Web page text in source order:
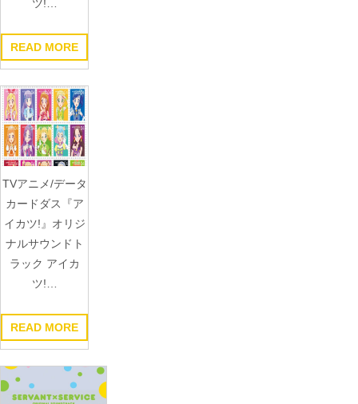
ツ!…
READ MORE
TVアニメ/データ
カードダス『ア
イカツ!』オリジ
ナルサウンドト
ラック アイカ
ツ!…
READ MORE